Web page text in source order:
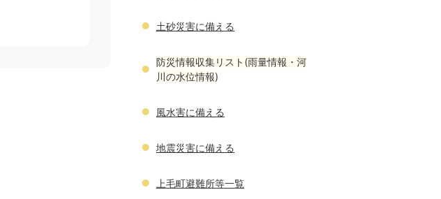
土砂災害に備える
防災情報収集リスト(雨量情報・河
川の水位情報)
風水害に備える
地震災害に備える
上毛町避難所等一覧